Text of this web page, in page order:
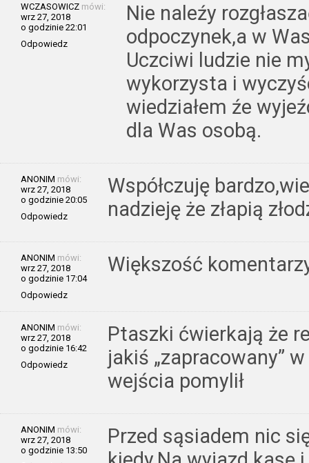
WCZASOWICZ mówi:
wrz 27, 2018
o godzinie 22:01
Odpowiedz
Nie naleźy
odpoczynek,a w
Uczciwi ludzie nie
wykorzysta i
wiedziałem źe
dla Was osobą.
ANONIM mówi:
wrz 27, 2018
o godzinie 20:05
Odpowiedz
Współczuję
nadzieję że złapią
ANONIM mówi:
wrz 27, 2018
o godzinie 17:04
Odpowiedz
Większość
ANONIM mówi:
wrz 27, 2018
o godzinie 16:42
Odpowiedz
Ptaszki ćwierkają że
jakiś „zapracowany”
wejścia pomylił
ANONIM mówi:
wrz 27, 2018
o godzinie 13:50
Przed sąsiadem nic